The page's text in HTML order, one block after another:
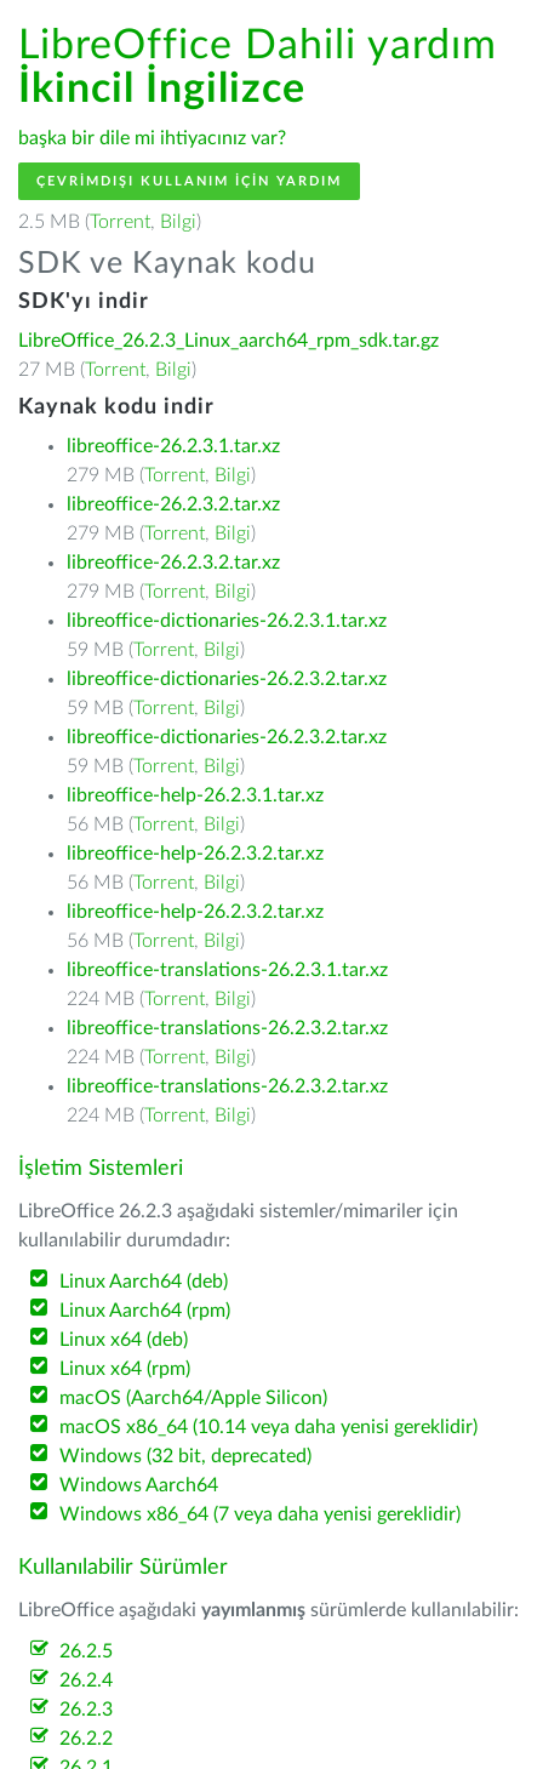
LibreOffice Dahili yardım
İkincil İngilizce
başka bir dile mi ihtiyacınız var?
ÇEVRIMDIŞI KULLANIM IÇIN YARDIM
2.5 MB (Torrent, Bilgi)
SDK ve Kaynak kodu
SDK'yı indir
LibreOffice_26.2.3_Linux_aarch64_rpm_sdk.tar.gz
27 MB (Torrent, Bilgi)
Kaynak kodu indir
libreoffice-26.2.3.1.tar.xz
279 MB (Torrent, Bilgi)
libreoffice-26.2.3.2.tar.xz
279 MB (Torrent, Bilgi)
libreoffice-26.2.3.2.tar.xz
279 MB (Torrent, Bilgi)
libreoffice-dictionaries-26.2.3.1.tar.xz
59 MB (Torrent, Bilgi)
libreoffice-dictionaries-26.2.3.2.tar.xz
59 MB (Torrent, Bilgi)
libreoffice-dictionaries-26.2.3.2.tar.xz
59 MB (Torrent, Bilgi)
libreoffice-help-26.2.3.1.tar.xz
56 MB (Torrent, Bilgi)
libreoffice-help-26.2.3.2.tar.xz
56 MB (Torrent, Bilgi)
libreoffice-help-26.2.3.2.tar.xz
56 MB (Torrent, Bilgi)
libreoffice-translations-26.2.3.1.tar.xz
224 MB (Torrent, Bilgi)
libreoffice-translations-26.2.3.2.tar.xz
224 MB (Torrent, Bilgi)
libreoffice-translations-26.2.3.2.tar.xz
224 MB (Torrent, Bilgi)
İşletim Sistemleri
LibreOffice 26.2.3 aşağıdaki sistemler/mimariler için
kullanılabilir durumdadır:
Linux Aarch64 (deb)
Linux Aarch64 (rpm)
Linux x64 (deb)
Linux x64 (rpm)
macOS (Aarch64/Apple Silicon)
macOS x86_64 (10.14 veya daha yenisi gereklidir)
Windows (32 bit, deprecated)
Windows Aarch64
Windows x86_64 (7 veya daha yenisi gereklidir)
Kullanılabilir Sürümler
LibreOffice aşağıdaki yayımlanmış sürümlerde kullanılabilir:
26.2.5
26.2.4
26.2.3
26.2.2